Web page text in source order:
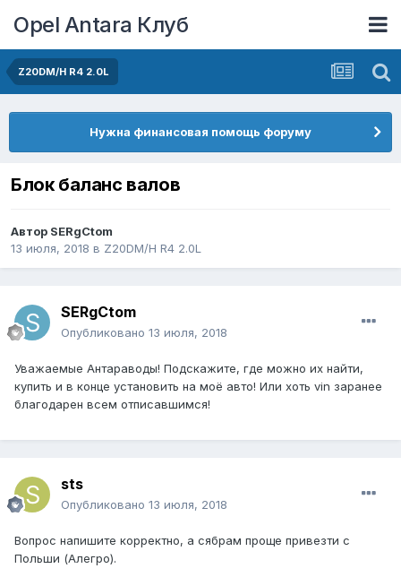
Opel Antara Клуб
Z20DM/H R4 2.0L
Нужна финансовая помощь форуму
Блок баланс валов
Автор SERgCtom
13 июля, 2018 в Z20DM/H R4 2.0L
SERgCtom
Опубликовано 13 июля, 2018
Уважаемые Антараводы! Подскажите, где можно их найти,
купить и в конце установить на моё авто! Или хоть vin заранее
благодарен всем отписавшимся!
sts
Опубликовано 13 июля, 2018
Вопрос напишите корректно, а сябрам проще привезти с
Польши (Алегро).